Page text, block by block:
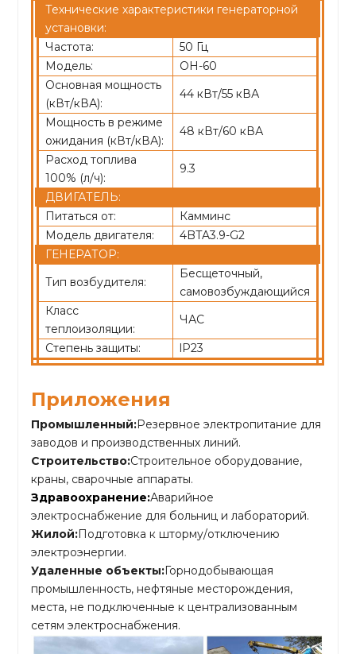
Технические характеристики генераторной
установки:
Частота:
50 Гц
Модель:
ОН-60
Основная мощность
(кВт/кВА):
44 кВт/55 кВА
Мощность в режиме
ожидания (кВт/кВА):
48 кВт/60 кВА
Расход топлива
100% (л/ч):
9.3
ДВИГАТЕЛЬ:
Питаться от:
Камминс
Модель двигателя:
4BTA3.9-G2
ГЕНЕРАТОР:
Тип возбудителя:
Бесщеточный,
самовозбуждающийся
Класс
теплоизоляции:
ЧАС
Степень защиты:
lP23
Приложения
Промышленный:Резервное электропитание для
заводов и производственных линий.
Строительство:Строительное оборудование,
краны, сварочные аппараты.
Здравоохранение:Аварийное
электроснабжение для больниц и лабораторий.
Жилой:Подготовка к шторму/отключению
электроэнергии.
Удаленные объекты:Горнодобывающая
промышленность, нефтяные месторождения,
места, не подключенные к централизованным
сетям электроснабжения.